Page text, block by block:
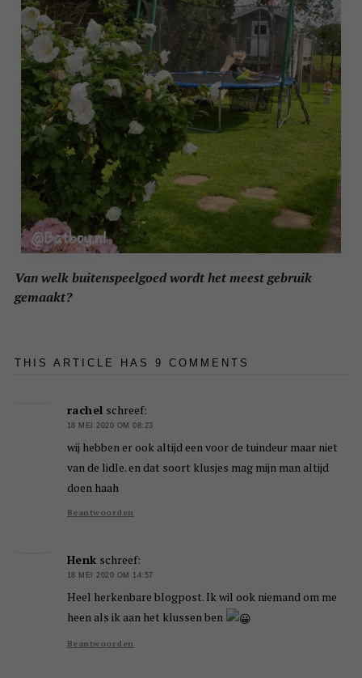
Van welk buitenspeelgoed wordt het meest gebruik
gemaakt?
THIS ARTICLE HAS 9 COMMENTS
rachel schreef:
18 MEI 2020 OM 08:23
wij hebben er ook altijd een voor de tuindeur maar niet
van de lidle. en dat soort klusjes mag mijn man altijd
doen haah
Beantwoorden
Henk schreef:
18 MEI 2020 OM 14:57
Heel herkenbare blogpost. Ik wil ook niemand om me
heen als ik aan het klussen ben
Beantwoorden